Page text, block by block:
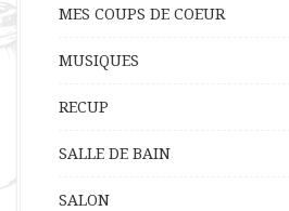
MES COUPS DE COEUR
MUSIQUES
RECUP
SALLE DE BAIN
SALON